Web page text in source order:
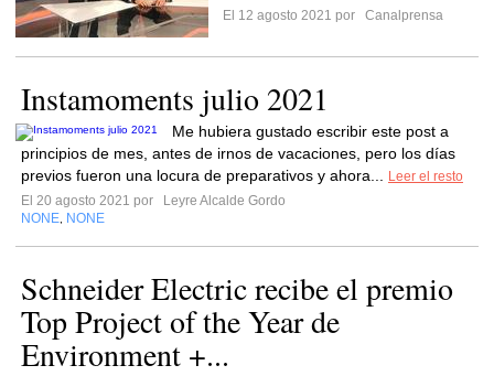
El 12 agosto 2021 por
Canalprensa
Instamoments julio 2021
Me hubiera gustado escribir este post a
principios de mes, antes de irnos de vacaciones, pero los días
previos fueron una locura de preparativos y ahora...
Leer el resto
El 20 agosto 2021 por
Leyre Alcalde Gordo
NONE NONE
Schneider Electric recibe el premio
Top Project of the Year de
Environment +...